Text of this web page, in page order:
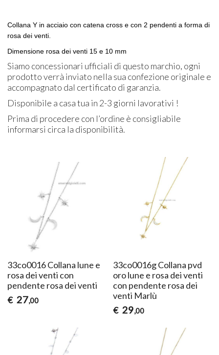
Collana Y in acciaio con catena cross e con 2 pendenti a forma di
rosa dei venti.
Dimensione rosa dei venti 15 e 10 mm
Siamo concessionari ufficiali di questo marchio, ogni
prodotto verrà inviato nella sua confezione originale e
accompagnato dal certificato di garanzia.
Disponibile a casa tua in 2-3 giorni lavorativi !
Prima di procedere con l’ordine è consigliabile
informarsi circa la disponibilità.
33co0016 Collana lune e
rosa dei venti con
pendente rosa dei venti
€ 27,00
33co0016g Collana pvd
oro lune e rosa dei venti
con pendente rosa dei
venti Marlù
€ 29,00